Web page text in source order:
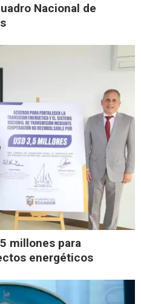
Nacional de
millones para
energéticos